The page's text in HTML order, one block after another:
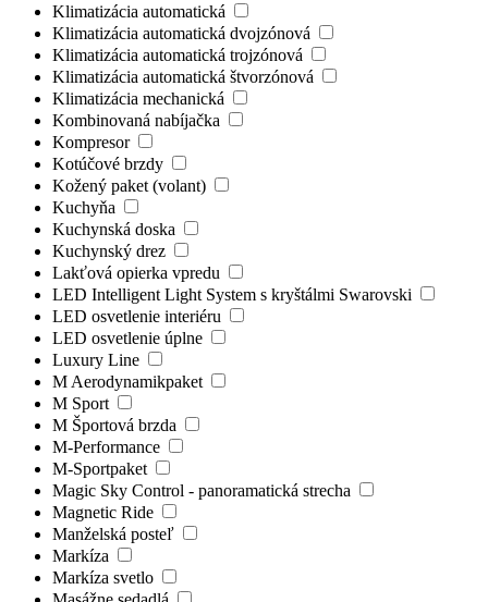
Klimatizácia automatická
Klimatizácia automatická dvojzónová
Klimatizácia automatická trojzónová
Klimatizácia automatická štvorzónová
Klimatizácia mechanická
Kombinovaná nabíjačka
Kompresor
Kotúčové brzdy
Kožený paket (volant)
Kuchyňa
Kuchynská doska
Kuchynský drez
Lakťová opierka vpredu
LED Intelligent Light System s kryštálmi Swarovski
LED osvetlenie interiéru
LED osvetlenie úplne
Luxury Line
M Aerodynamikpaket
M Sport
M Športová brzda
M-Performance
M-Sportpaket
Magic Sky Control - panoramatická strecha
Magnetic Ride
Manželská posteľ
Markíza
Markíza svetlo